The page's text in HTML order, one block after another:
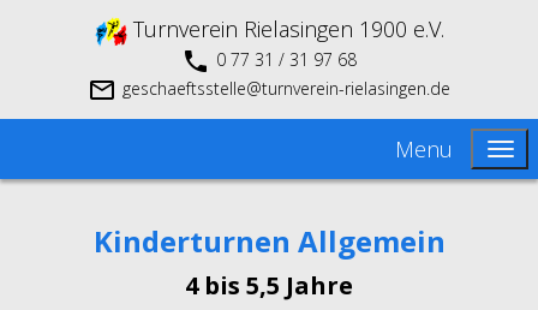
Turnverein Rielasingen 1900 e.V.
0 77 31 / 31 97 68
geschaeftsstelle@turnverein-rielasingen.de
Menu
Kinderturnen Allgemein
4 bis 5,5 Jahre